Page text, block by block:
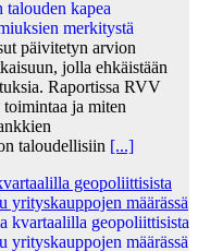
päivitetyn arvion
jolla ehkäistään
Raportissa RVV
ja miten
taloudellisiin [...]
geopoliittisista
yrityskauppojen määrässä